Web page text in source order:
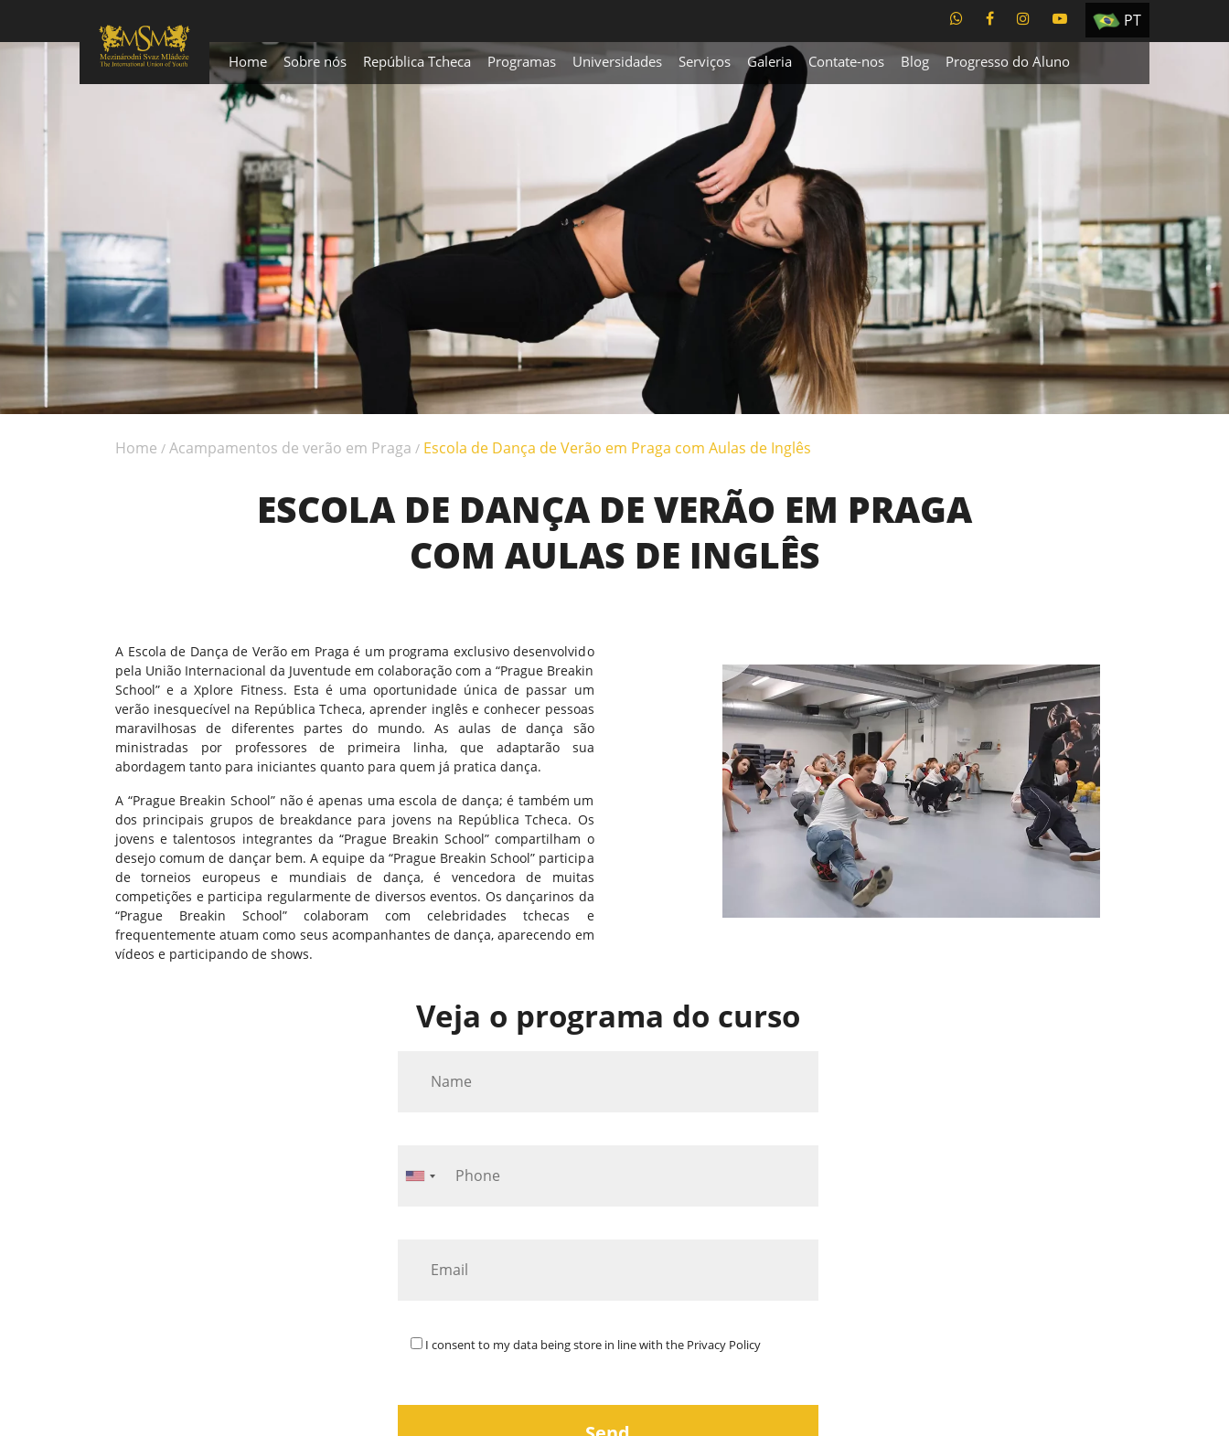
ES
PT
RU
Home Sobre nós República Tcheca Programas Universidades Serviços Galeria Contate-nos Blog Progresso do Aluno
Home / Acampamentos de verão em Praga / Escola de Dança de Verão em Praga com Aulas de Inglês
ESCOLA DE DANÇA DE VERÃO EM PRAGA
COM AULAS DE INGLÊS
A Escola de Dança de Verão em Praga é um programa exclusivo desenvolvido
pela União Internacional da Juventude em colaboração com a “Prague Breakin
School” e a Xplore Fitness. Esta é uma oportunidade única de passar um
verão inesquecível na República Tcheca, aprender inglês e conhecer pessoas
maravilhosas de diferentes partes do mundo. As aulas de dança são
ministradas por professores de primeira linha, que adaptarão sua
abordagem tanto para iniciantes quanto para quem já pratica dança.
A “Prague Breakin School” não é apenas uma escola de dança; é também um
dos principais grupos de breakdance para jovens na República Tcheca. Os
jovens e talentosos integrantes da “Prague Breakin School” compartilham o
desejo comum de dançar bem. A equipe da “Prague Breakin School” participa
de torneios europeus e mundiais de dança, é vencedora de muitas
competições e participa regularmente de diversos eventos. Os dançarinos da
“Prague Breakin School” colaboram com celebridades tchecas e
frequentemente atuam como seus acompanhantes de dança, aparecendo em
vídeos e participando de shows.
Veja o programa do curso
I consent to my data being store in line with the Privacy Policy